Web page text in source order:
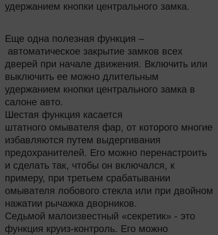
удержанием кнопки центрального замка.
Еще одна полезная функция –
автоматическое закрытие замков всех
дверей при начале движения. Включить или
выключить ее можно длительным
удержанием кнопки центрального замка в
салоне авто.
Шестая функция касается
штатного омывателя фар, от которого многие
избавляются путем выдергивания
предохранителей. Его можно перенастроить
и сделать так, чтобы он включался, к
примеру, при третьем срабатывании
омывателя лобового стекла или при двойном
нажатии рычажка дворников.
Седьмой малоизвестный «секретик» - это
функция круиз-контроль. Его можно